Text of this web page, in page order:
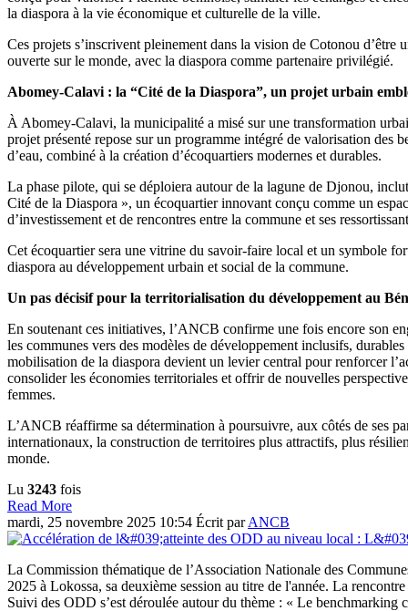
la diaspora à la vie économique et culturelle de la ville.
Ces projets s’inscrivent pleinement dans la vision de Cotonou d’être
ouverte sur le monde, avec la diaspora comme partenaire privilégié.
Abomey-Calavi : la “Cité de la Diaspora”, un projet urbain
À Abomey-Calavi, la municipalité a misé sur une transformation
projet présenté repose sur un programme intégré de valorisation des
d’eau, combiné à la création d’écoquartiers modernes et durables.
La phase pilote, qui se déploiera autour de la lagune de Djonou,
Cité de la Diaspora », un écoquartier innovant conçu comme un
d’investissement et de rencontres entre la commune et ses
Cet écoquartier sera une vitrine du savoir-faire local et un symbole
diaspora au développement urbain et social de la commune.
Un pas décisif pour la territorialisation du développement au
En soutenant ces initiatives, l’ANCB confirme une fois encore son
les communes vers des modèles de développement inclusifs,
mobilisation de la diaspora devient un levier central pour renforcer
consolider les économies territoriales et offrir de nouvelles
femmes.
L’ANCB réaffirme sa détermination à poursuivre, aux côtés de ses
internationaux, la construction de territoires plus attractifs, plus
monde.
Lu 3243 fois
Read More
mardi, 25 novembre 2025 10:54 Écrit parANCB
La Commission thématique de l’Association Nationale des
2025 à Lokossa, sa deuxième session au titre de l'année. La
Suivi des ODD s’est déroulée autour du thème : « Le benchmarking